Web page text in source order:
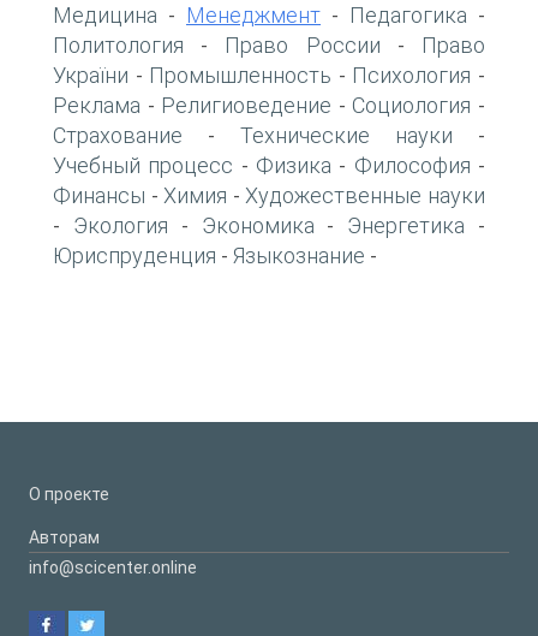
Медицина - Менеджмент - Педагогика -
Политология - Право России -
Право
України - Промышленность - Психология -
Реклама - Религиоведение - Социология -
Страхование - Технические науки -
Учебный процесс - Физика - Философия -
Финансы - Химия - Художественные науки
- Экология - Экономика - Энергетика -
Юриспруденция - Языкознание -
О проекте
Авторам
info@scicenter.online